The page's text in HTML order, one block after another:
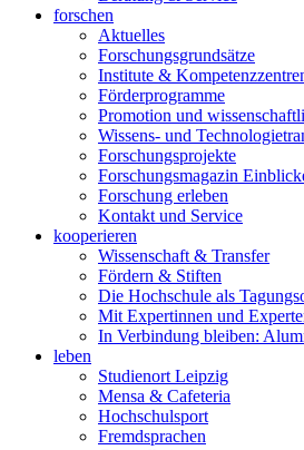
forschen
Aktuelles
Forschungsgrundsätze
Institute &
Förderprogramme
Promotion und
Wissens- und
Forschungsprojekte
Forschungsmagazin
Forschung erleben
Kontakt und Service
kooperieren
Wissenschaft & Transfer
Fördern & Stiften
Die Hochschule als
Mit Expertinnen und
In Verbindung bleiben:
leben
Studienort Leipzig
Mensa & Cafeteria
Hochschulsport
Fremdsprachen